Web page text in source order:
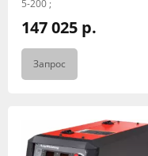
5-200 ;
147 025 р.
Запрос